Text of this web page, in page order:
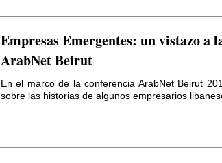
Empresas Emergentes: un vistazo a
ArabNet Beirut
En el marco de la conferencia ArabNet Beirut
sobre las historias de algunos empresarios